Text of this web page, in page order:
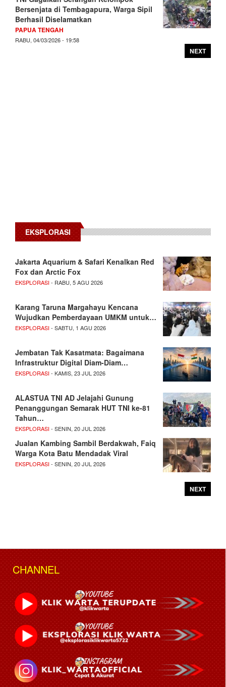
Bersenjata di Tembagapura, Warga Sipil
Berhasil Diselamatkan
PAPUA TENGAH
RABU, 04/03/2026 - 19:58
NEXT
EKSPLORASI
Jakarta Aquarium & Safari Kenalkan Red
Fox dan Arctic Fox
EKSPLORASI- RABU, 5 AGU 2026
Karang Taruna Margahayu Kencana
Wujudkan Pemberdayaan UMKM untuk…
EKSPLORASI- SABTU, 1 AGU 2026
Jembatan Tak Kasatmata: Bagaimana
Infrastruktur Digital Diam-Diam…
EKSPLORASI- KAMIS, 23 JUL 2026
ALASTUA TNI AD Jelajahi Gunung
Penanggungan Semarak HUT TNI ke-81
Tahun…
EKSPLORASI- SENIN, 20 JUL 2026
Jualan Kambing Sambil Berdakwah, Faiq
Warga Kota Batu Mendadak Viral
EKSPLORASI- SENIN, 20 JUL 2026
NEXT
CHANNEL